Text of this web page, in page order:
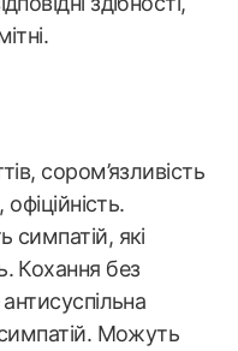
сором’язливість
які
Кохання без
Можуть